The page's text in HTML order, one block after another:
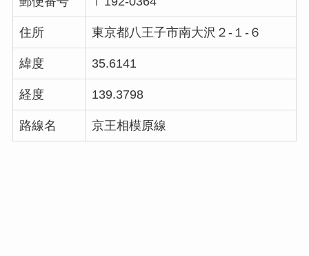
住所 東京都八王子市南大沢２-１-６
緯度 35.6141
経度 139.3798
路線名 京王相模原線